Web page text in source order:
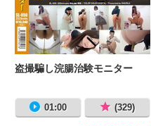
盗撮騙し浣腸治験モニター
01:00 (329)